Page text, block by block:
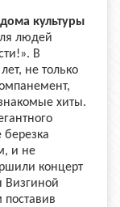
дома культуры
людей
В
не только
хиты.
березка
и не
концерт
Визгиной